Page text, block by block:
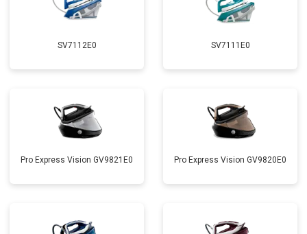
SV7112E0 SV7111E0
Pro Express Vision GV9821E0 Pro Express Vision GV9820E0